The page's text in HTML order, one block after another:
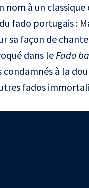
nom à un
fado portugais :
sa façon de
dans leFado
condamnés à la
fados